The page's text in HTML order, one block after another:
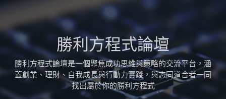
Skip
content
勝利方程式論壇
勝利方程式論壇是一個聚焦成功思維與策略的交流平台，涵
蓋創業、理財、自我成長與行動力實踐，與志同道合者一同
找出屬於你的勝利方程式